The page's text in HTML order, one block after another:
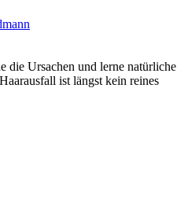
die Ursachen und lerne natürliche
ist längst kein reines